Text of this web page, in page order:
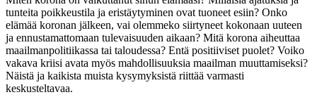
tunteita poikkeustila ja eristäytyminen ovat tuoneet esiin? Onko
elämää koronan jälkeen, vai olemmeko siirtyneet kokonaan uuteen
ja ennustamattomaan tulevaisuuden aikaan? Mitä korona aiheuttaa
maailmanpolitiikassa tai taloudessa? Entä positiiviset puolet? Voiko
vakava kriisi avata myös mahdollisuuksia maailman muuttamiseksi?
Näistä ja kaikista muista kysymyksistä riittää varmasti
keskusteltavaa.